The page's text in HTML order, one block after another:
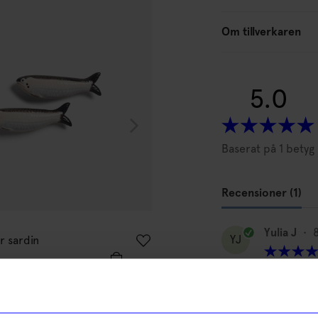
sardin Salt- & pepparkar LILLA MY
135kr 159kr
Om tillverkaren
5.0
Baserat på 1 betyg
Recensioner (1)
YJ
Yulia J •